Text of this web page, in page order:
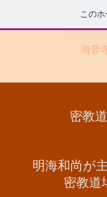
この
海音
密教
明海和尚が
密教道